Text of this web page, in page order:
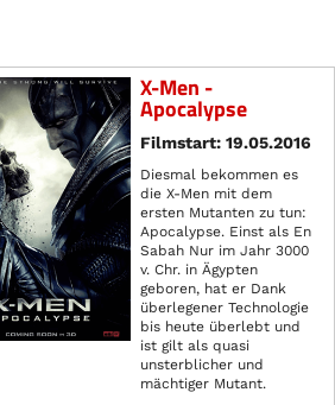
X-Men -
Apocalypse
Filmstart: 19.05.2016
Diesmal bekommen es
die X-Men mit dem
ersten Mutanten zu tun:
Apocalypse. Einst als En
Sabah Nur im Jahr 3000
v. Chr. in Ägypten
geboren, hat er Dank
überlegener Technologie
bis heute überlebt und
ist gilt als quasi
unsterblicher und
mächtiger Mutant.